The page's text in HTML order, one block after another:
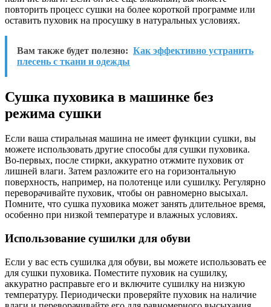
повторить процесс сушки на более короткой программе или
оставить пуховик на просушку в натуральных условиях.
Вам также будет полезно: Как эффективно устранить
плесень с ткани и одежды
Сушка пуховика в машинке без
режима сушки
Если ваша стиральная машина не имеет функции сушки, вы
можете использовать другие способы для сушки пуховика.
Во-первых, после стирки, аккуратно отжмите пуховик от
лишней влаги. Затем разложите его на горизонтальную
поверхность, например, на полотенце или сушилку. Регулярно
переворачивайте пуховик, чтобы он равномерно высыхал.
Помните, что сушка пуховика может занять длительное время,
особенно при низкой температуре и влажных условиях.
Использование сушилки для обуви
Если у вас есть сушилка для обуви, вы можете использовать ее
для сушки пуховика. Поместите пуховик на сушилку,
аккуратно расправьте его и включите сушилку на низкую
температуру. Периодически проверяйте пуховик на наличие